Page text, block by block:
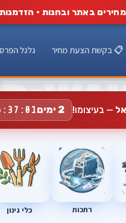
מחירים באתר ובחנות ·
📋 בקשת הצעת מחיר גלגל
— בעיצומו! 2 ימים
רתכות כלי גינון